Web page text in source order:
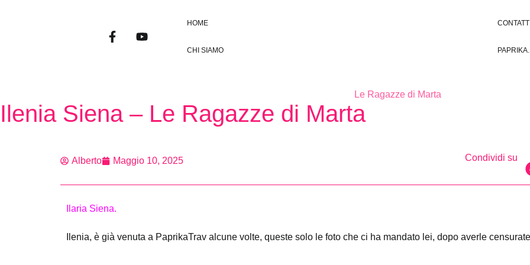
HOME
CHI SIAMO
Le Ragazze di Marta
Ilenia Siena – Le Ragazze di Marta
Alberto Maggio 10, 2025 Condividi su
Ilaria Siena.
Ilenia, è già venuta a PaprikaTrav alcune volte, queste solo le foto che ci ha mandato lei, dopo averle